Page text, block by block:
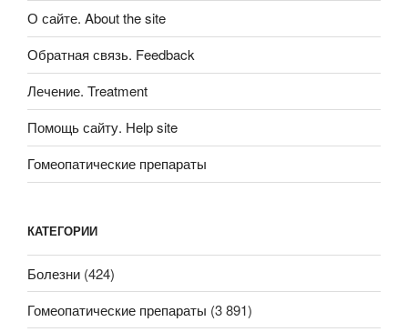
О сайте. About the site
Обратная связь. Feedback
Лечение. Treatment
Помощь сайту. Help site
Гомеопатические препараты
КАТЕГОРИИ
Болезни (424)
Гомеопатические препараты (3 891)